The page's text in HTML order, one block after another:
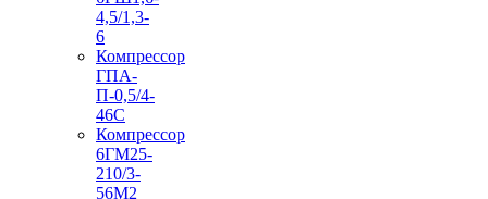
4,5/1,3-
6
Компрессор
ГПА-
П-0,5/4-
46С
Компрессор
6ГМ25-
210/3-
56М2